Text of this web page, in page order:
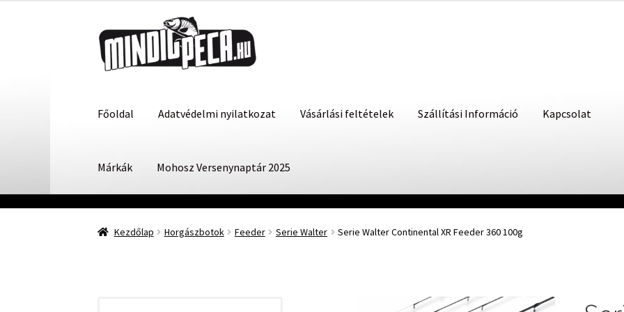
a
navigációhoz
a
tartalomba
Főoldal Adatvédelmi nyilatkozat Vásárlási feltételek Szállítási Információ Kapcsolat
Márkák Mohosz Versenynaptár 2025
Kezdőlap Horgászbotok Feeder Serie Walter Serie Walter Continental XR Feeder 360 100g